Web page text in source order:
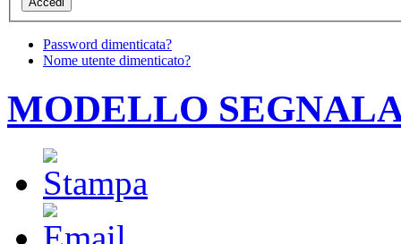
Password dimenticata?
Nome utente dimenticato?
MODELLO